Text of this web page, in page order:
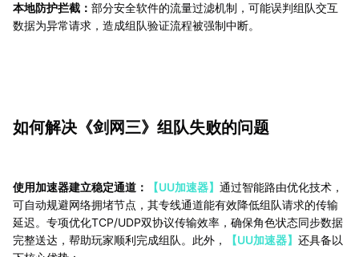
本地防护拦截： 部分安全软件的流量过滤机制，可能误判组队交互
数据为异常请求，造成组队验证流程被强制中断。
如何解决《剑网三》组队失败的问题
使用加速器建立稳定通道： 【UU加速器】 通过智能路由优化技术，
可自动规避网络拥堵节点，其专线通道能有效降低组队请求的传输
延迟。专项优化TCP/UDP双协议传输效率，确保角色状态同步数据
完整送达，帮助玩家顺利完成组队。此外，
【UU加速器】 还具备以